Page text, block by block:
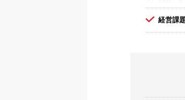
経営課